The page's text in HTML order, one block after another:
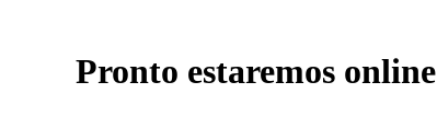
Pronto estaremos online